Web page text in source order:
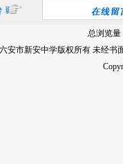
总浏览量
六安市新安中学版权所有 未经书